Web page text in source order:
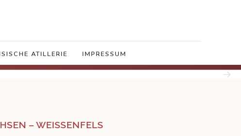
ATILLERIE IMPRESSUM
– WEISSENFELS